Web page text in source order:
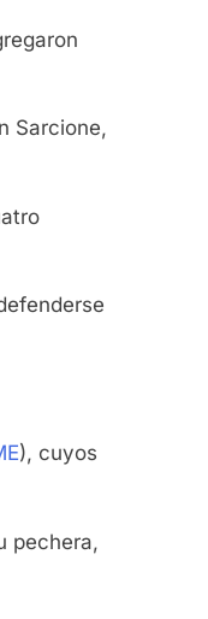
Sarcione,
), cuyos
pechera,